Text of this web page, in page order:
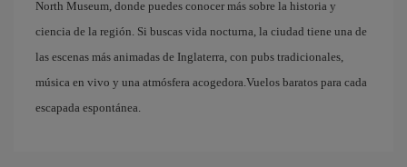
North Museum, donde puedes conocer más sobre la historia y
ciencia de la región. Si buscas vida nocturna, la ciudad tiene una de
las escenas más animadas de Inglaterra, con pubs tradicionales,
música en vivo y una atmósfera acogedora.Vuelos baratos para cada
escapada espontánea.